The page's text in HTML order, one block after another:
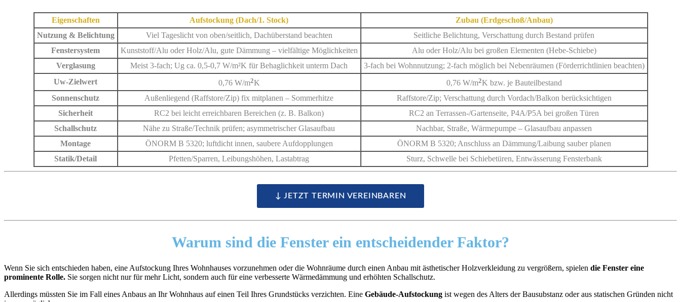
Eigenschaften Aufstockung (Dach/1. Stock)
Zubau (Erdgeschoß/Anbau)
Nutzung & Belichtung
Viel Tageslicht von oben/seitlich, Dachüberstand beachten
Seitliche Belichtung, Verschattung durch Bestand prüfen
Fenstersystem
Kunststoff/Alu oder Holz/Alu, gute Dämmung – vielfältige Möglichkeiten
Alu oder Holz/Alu bei großen Elementen (Hebe-Schiebe)
Verglasung
Meist 3-fach; Ug ca. 0,5-0,7 W/m²K für Behaglichkeit unterm Dach
3-fach bei Wohnnutzung; 2-fach möglich bei Nebenräumen (Förderrichtlinien beachten)
Uw-Zielwert
0,76 W/m2K 0,76 W/m2K bzw. je Bauteilbestand
Sonnenschutz
Außenliegend (Raffstore/Zip) fix mitplanen – Sommerhitze
Raffstore/Zip; Verschattung durch Vordach/Balkon berücksichtigen
Sicherheit
RC2 bei leicht erreichbaren Bereichen (z. B. Balkon)
RC2 an Terrassen-/Gartenseite, P4A/P5A bei großen Türen
Schallschutz
Nähe zu Straße/Technik prüfen; asymmetrischer Glasaufbau
Nachbar, Straße, Wärmepumpe – Glasaufbau anpassen
Montage
ÖNORM B 5320; luftdicht innen, saubere Aufdopplungen
ÖNORM B 5320; Anschluss an Dämmung/Laibung sauber planen
Statik/Detail
Pfetten/Sparren, Leibungshöhen, Lastabtrag Sturz, Schwelle bei Schiebetüren, Entwässerung Fensterbank
↓ JETZT TERMIN VEREINBAREN
Warum sind die Fenster ein entscheidender Faktor?
Wenn Sie sich entschieden haben, eine Aufstockung Ihres Wohnhauses vorzunehmen oder die Wohnräume durch einen Anbau mit ästhetischer Holzverkleidung zu vergrößern, spielen die Fenster eine
prominente Rolle. Sie sorgen nicht nur für mehr Licht, sondern auch für eine verbesserte Wärmedämmung und erhöhten Schallschutz.
Allerdings müssten Sie im Fall eines Anbaus an Ihr Wohnhaus auf einen Teil Ihres Grundstücks verzichten. Eine Gebäude-Aufstockung ist wegen des Alters der Bausubstanz oder aus statischen Gründen nicht